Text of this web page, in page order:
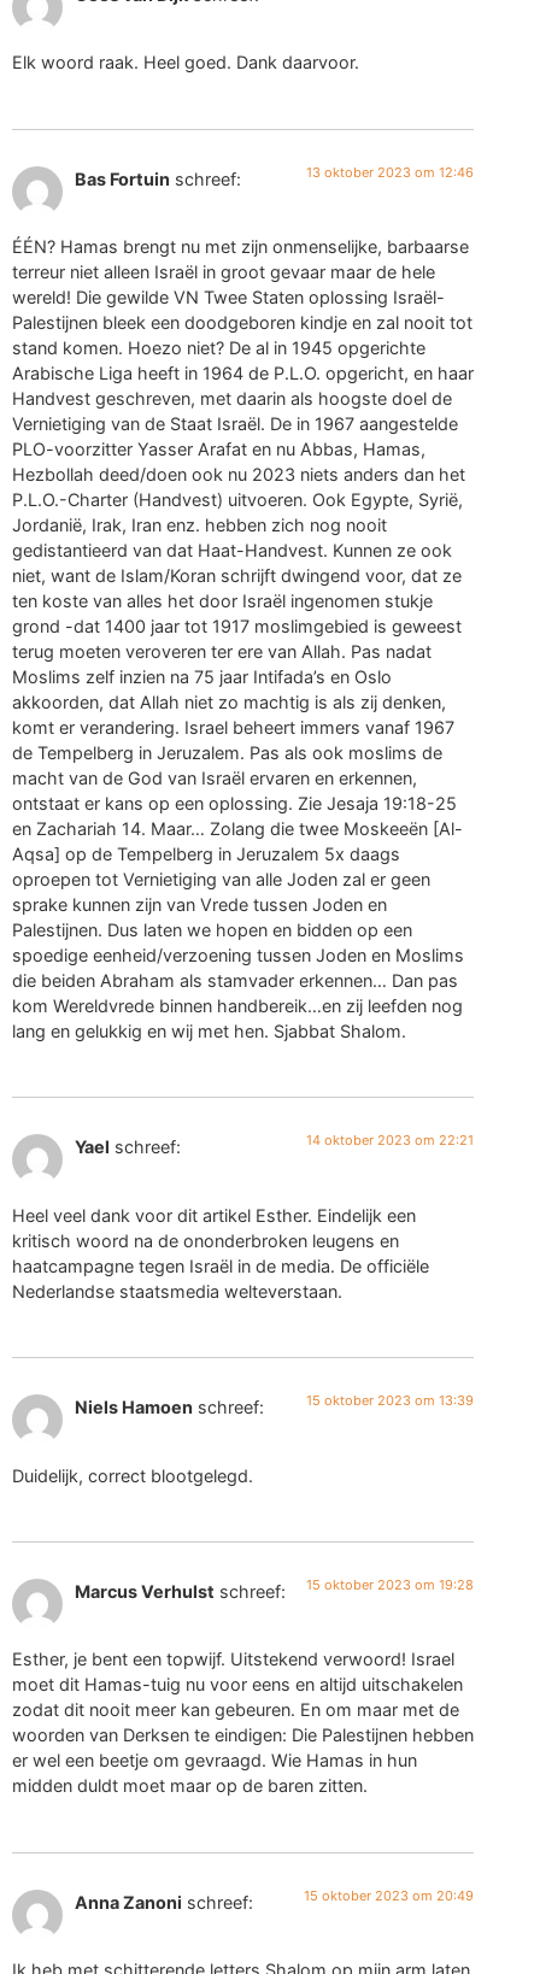
Elk woord raak. Heel goed. Dank daarvoor.
Bas Fortuin schreef: 13 oktober 2023 om 12:46
ÉÉN? Hamas brengt nu met zijn onmenselijke, barbaarse
terreur niet alleen Israël in groot gevaar maar de hele
wereld! Die gewilde VN Twee Staten oplossing Israël-
Palestijnen bleek een doodgeboren kindje en zal nooit tot
stand komen. Hoezo niet? De al in 1945 opgerichte
Arabische Liga heeft in 1964 de P.L.O. opgericht, en haar
Handvest geschreven, met daarin als hoogste doel de
Vernietiging van de Staat Israël. De in 1967 aangestelde
PLO-voorzitter Yasser Arafat en nu Abbas, Hamas,
Hezbollah deed/doen ook nu 2023 niets anders dan het
P.L.O.-Charter (Handvest) uitvoeren. Ook Egypte, Syrië,
Jordanië, Irak, Iran enz. hebben zich nog nooit
gedistantieerd van dat Haat-Handvest. Kunnen ze ook
niet, want de Islam/Koran schrijft dwingend voor, dat ze
ten koste van alles het door Israël ingenomen stukje
grond -dat 1400 jaar tot 1917 moslimgebied is geweest
terug moeten veroveren ter ere van Allah. Pas nadat
Moslims zelf inzien na 75 jaar Intifada’s en Oslo
akkoorden, dat Allah niet zo machtig is als zij denken,
komt er verandering. Israel beheert immers vanaf 1967
de Tempelberg in Jeruzalem. Pas als ook moslims de
macht van de God van Israël ervaren en erkennen,
ontstaat er kans op een oplossing. Zie Jesaja 19:18-25
en Zachariah 14. Maar… Zolang die twee Moskeeën [Al-
Aqsa] op de Tempelberg in Jeruzalem 5x daags
oproepen tot Vernietiging van alle Joden zal er geen
sprake kunnen zijn van Vrede tussen Joden en
Palestijnen. Dus laten we hopen en bidden op een
spoedige eenheid/verzoening tussen Joden en Moslims
die beiden Abraham als stamvader erkennen… Dan pas
kom Wereldvrede binnen handbereik…en zij leefden nog
lang en gelukkig en wij met hen. Sjabbat Shalom.
Yael schreef: 14 oktober 2023 om 22:21
Heel veel dank voor dit artikel Esther. Eindelijk een
kritisch woord na de ononderbroken leugens en
haatcampagne tegen Israël in de media. De officiële
Nederlandse staatsmedia welteverstaan.
Niels Hamoen schreef: 15 oktober 2023 om 13:39
Duidelijk, correct blootgelegd.
Marcus Verhulst schreef: 15 oktober 2023 om 19:28
Esther, je bent een topwijf. Uitstekend verwoord! Israel
moet dit Hamas-tuig nu voor eens en altijd uitschakelen
zodat dit nooit meer kan gebeuren. En om maar met de
woorden van Derksen te eindigen: Die Palestijnen hebben
er wel een beetje om gevraagd. Wie Hamas in hun
midden duldt moet maar op de baren zitten.
Anna Zanoni schreef: 15 oktober 2023 om 20:49